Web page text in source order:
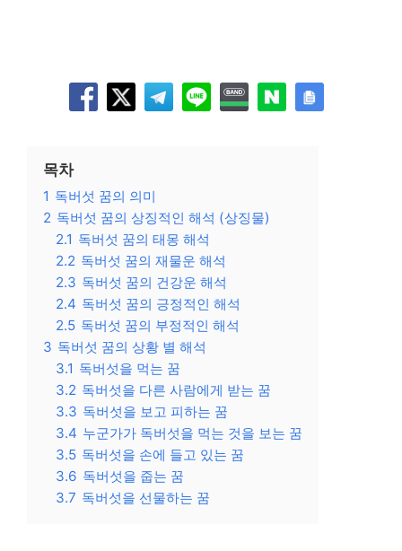
목차
1 독버섯 꿈의 의미
2 독버섯 꿈의 상징적인 해석 (상징물)
2.1 독버섯 꿈의 태몽 해석
2.2 독버섯 꿈의 재물운 해석
2.3 독버섯 꿈의 건강운 해석
2.4 독버섯 꿈의 긍정적인 해석
2.5 독버섯 꿈의 부정적인 해석
3 독버섯 꿈의 상황 별 해석
3.1 독버섯을 먹는 꿈
3.2 독버섯을 다른 사람에게 받는 꿈
3.3 독버섯을 보고 피하는 꿈
3.4 누군가가 독버섯을 먹는 것을 보는 꿈
3.5 독버섯을 손에 들고 있는 꿈
3.6 독버섯을 줍는 꿈
3.7 독버섯을 선물하는 꿈